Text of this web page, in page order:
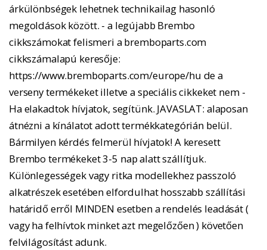
árkülönbségek lehetnek technikailag hasonló
megoldások között. - a legújabb Brembo
cikkszámokat felismeri a bremboparts.com
cikkszámalapú keresője:
https://www.bremboparts.com/europe/hu de a
verseny termékeket illetve a speciális cikkeket nem -
Ha elakadtok hívjatok, segítünk. JAVASLAT: alaposan
átnézni a kínálatot adott termékkategórián belül.
Bármilyen kérdés felmerül hívjatok! A keresett
Brembo termékeket 3-5 nap alatt szállítjuk.
Különlegességek vagy ritka modellekhez passzoló
alkatrészek esetében elfordulhat hosszabb szállítási
határidő erről MINDEN esetben a rendelés leadását (
vagy ha felhívtok minket azt megelőzően ) követően
felvilágosítást adunk.